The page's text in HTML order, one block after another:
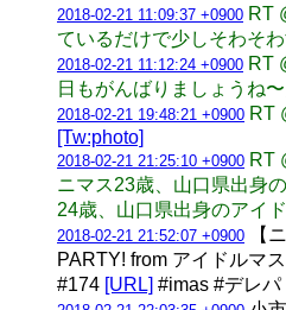
2018-02-21 11:09:37 +0900 RT
ているだけで少しそわそ
2018-02-21 11:12:24 +0900 RT
日もがんばりましょうね
2018-02-21 19:48:21 +0900 RT
[Tw:photo]
2018-02-21 21:25:10 +0900 RT
ニマス23歳、山口県出身
24歳、山口県出身のアイ
2018-02-21 21:52:07 +0900 【
PARTY! from アイドルマ
#174 [URL] #imas #デレパ